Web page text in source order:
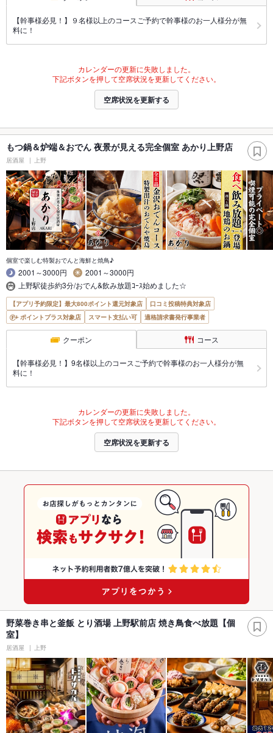
【幹事様必見！】９名様以上のコースご予約で幹事様のお一人様分が無
料に！
カレンダーの更新に失敗しました。
下記ボタンを押して空席状況を更新してください。
空席状況を更新する
もつ鍋＆炉端＆おでん 夜景が見える完全個室 あかり上野店
居酒屋 上野
個室で楽しむ特製おでんと海鮮と焼鳥♪
2001～3000円
2001～3000円
上野駅徒歩約3分/おでん&飲み放題ｺｰｽ始めました☆
【アプリ予約限定】最大800ポイント還元対象店
口コミ投稿特典対象店
ポイントプラス対象店
スマート支払い可 適格請求書発行事業者
クーポン コース
【幹事様必見！】9名様以上のコースご予約で幹事様のお一人様分が無
料に！
カレンダーの更新に失敗しました。
下記ボタンを押して空席状況を更新してください。
空席状況を更新する
野菜巻き串と釜飯 とり酒場 上野駅前店 焼き鳥食べ放題【個
室】
居酒屋 上野